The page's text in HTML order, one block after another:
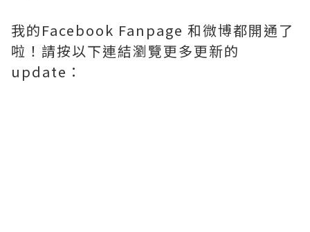
我的Facebook Fanpage 和微博都開通了
啦！請按以下連結瀏覽更多更新的
update：